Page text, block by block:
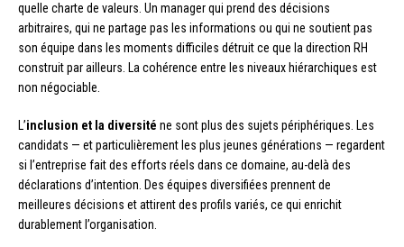
quelle charte de valeurs. Un manager qui prend des décisions
arbitraires, qui ne partage pas les informations ou qui ne soutient pas
son équipe dans les moments difficiles détruit ce que la direction RH
construit par ailleurs. La cohérence entre les niveaux hiérarchiques est
non négociable.
L’inclusion et la diversité ne sont plus des sujets périphériques. Les
candidats — et particulièrement les plus jeunes générations — regardent
si l’entreprise fait des efforts réels dans ce domaine, au-delà des
déclarations d’intention. Des équipes diversifiées prennent de
meilleures décisions et attirent des profils variés, ce qui enrichit
durablement l’organisation.